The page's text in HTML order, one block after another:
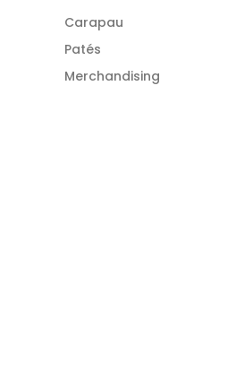
Carapau
Patés
Merchandising